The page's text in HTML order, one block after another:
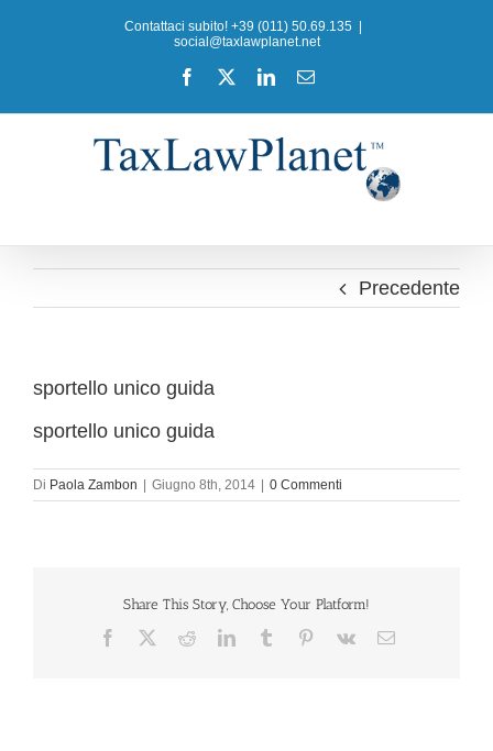
Contattaci subito! +39 (011) 50.69.135
social@taxlawplanet.net
Facebook LinkedInEmail
Precedente
sportello unico guida
sportello unico guida
Di Paola Zambon Giugno 8th, 2014 0 Commenti
Share This Story, Choose Your Platform!
Facebook RedditLinkedInTumblr Pinterest
Vk Email